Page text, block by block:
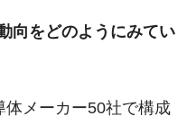
向をどのようにみてい
メーカー50社で構成